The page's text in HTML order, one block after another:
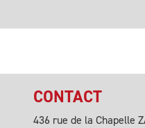
CONTACT
436 rue de la Chapelle